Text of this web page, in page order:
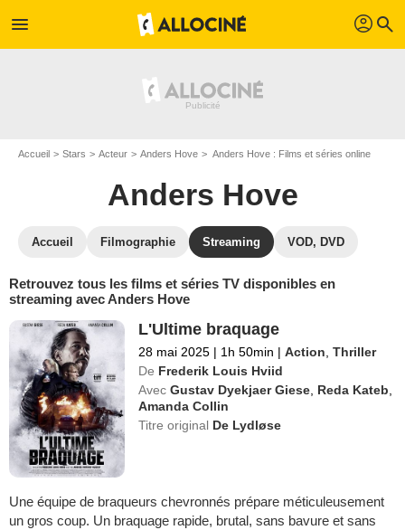
menu profil search
Accueil Stars Acteur Anders Hove Anders Hove : Films et séries online
Anders Hove
Accueil Filmographie Streaming VOD, DVD
Retrouvez tous les films et séries TV disponibles en
streaming avec Anders Hove
L'Ultime braquage
28 mai 2025 | 1h 50min | Action ,Thriller
De Frederik Louis Hviid
Avec Gustav Dyekjaer Giese Reda Kateb
Amanda Collin
Titre original De Lydløse
Une équipe de braqueurs chevronnés prépare méticuleusement
un gros coup. Un braquage rapide, brutal, sans bavure et sans